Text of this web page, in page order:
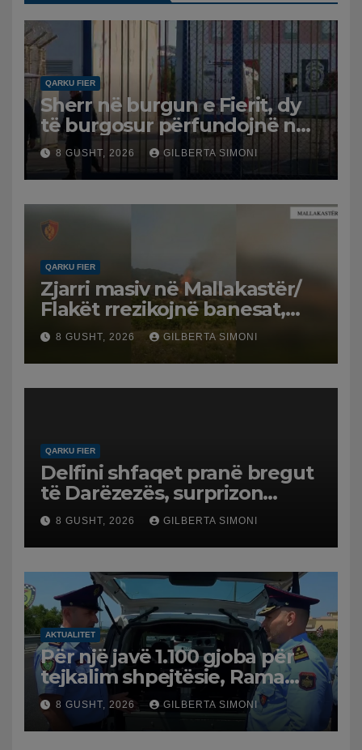
QARKU FIER
Sherr në burgun e Fierit, dy
të burgosur përfundojnë në
spital
8 GUSHT, 2026 GILBERTA SIMONI
QARKU FIER
Zjarri masiv në Mallakastër/
Flakët rrezikojnë banesat,
Policia evakuon disa familje
në Koilac
8 GUSHT, 2026 GILBERTA SIMONI
QARKU FIER
Delfini shfaqet pranë bregut
të Darëzezës, surprizon
pushuesit dhe banorët
8 GUSHT, 2026 GILBERTA SIMONI
AKTUALITET
Për një javë 1.100 gjoba për
tejkalim shpejtësie, Rama
publikon videon: Kamerat e
trafikut së shpejti në
funksion
8 GUSHT, 2026 GILBERTA SIMONI